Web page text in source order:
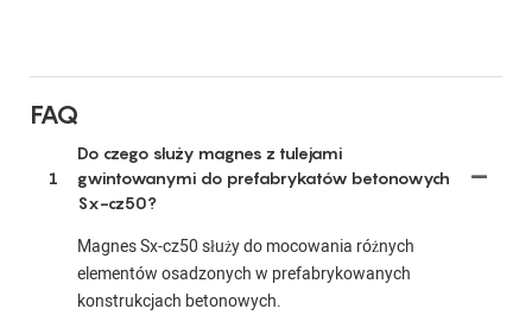
FAQ
1
Do czego służy magnes z tulejami
gwintowanymi do prefabrykatów betonowych
Sx-cz50?
Magnes Sx-cz50 służy do mocowania różnych
elementów osadzonych w prefabrykowanych
konstrukcjach betonowych.